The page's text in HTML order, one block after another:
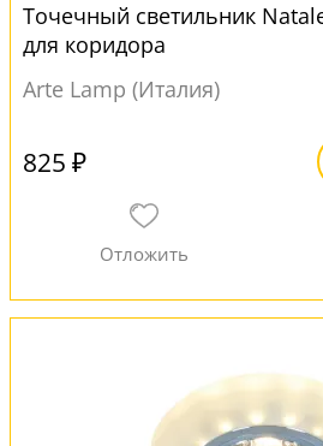
Точечный светильник
для коридора
Arte Lamp (Италия)
825 ₽